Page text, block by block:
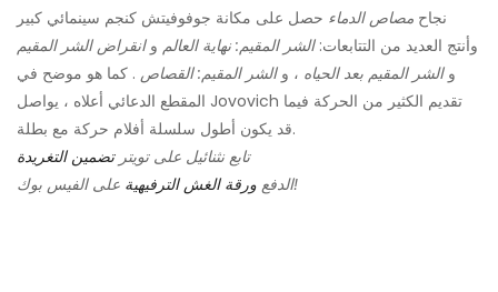
نجاح مصاص الدماء حصل على مكانة جوفوفيتش كنجم سينمائي كبير
وأنتج العديد من التتابعات:الشر المقيم: نهاية العالم وانقراض الشر المقيم
والشر المقيم بعد الحياه ، والشر المقيم: القصاص . كما هو موضح في
المقطع الدعائي أعلاه ، يواصل Jovovich تقديم الكثير من الحركة فيما
قد يكون أطول سلسلة أفلام حركة مع بطلة.
تابع نثنائيل على تويتر تضمين التغريدة
الدفع ورقة الغش الترفيهية على الفيس بوك!